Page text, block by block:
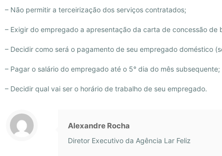
– Não permitir a terceirização dos serviços contratados;
– Exigir do empregado a apresentação da carta de concessão de
– Decidir como será o pagamento de seu empregado doméstico
– Pagar o salário do empregado até o 5° dia do mês subsequente;
– Decidir qual vai ser o horário de trabalho de seu empregado.
Alexandre Rocha
Diretor Executivo da Agência Lar Feliz